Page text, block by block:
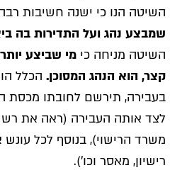
השיטה הנו כי ישנה חשיבות
שמבצע נהג ועל התדירות בה
השיטה מניחה כי מי שביצע
קצר, הוא הנהג המסוכן. הכלל
בעבירה, תירשם לחובתו מכסת
לצד אותה העבירה (ראה את
משרד הרישוי), בנוסף לכל
רישיון, מאסר וכו').